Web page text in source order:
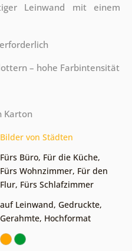
Leinwand mit einem
– hohe Farbintensität
Karton
Bilder von Städten
Fürs Büro, Für die Küche,
Fürs Wohnzimmer, Für den
Flur, Fürs Schlafzimmer
auf Leinwand, Gedruckte,
Gerahmte, Hochformat